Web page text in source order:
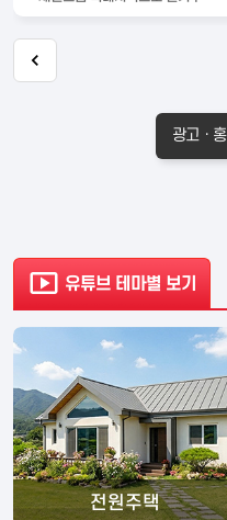
광고ㆍ
유튜브 테마별 보기
전원주택